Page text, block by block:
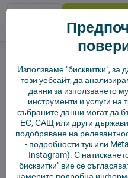
Доставки
производител:Vysajto.sk
✅ Готов за изпращане
✅ БЕЗПЛАТНА доставка над
✅ 14 дни политика за
Описание
Използваме "бисквитки",
този уебсайт, да
данни за използването
инструменти и услуги на
събраните данни могат да
ЕС, САЩ или други държави.
подобряване на
- подробности тукили
Instagram). С
бисквитки" вие се